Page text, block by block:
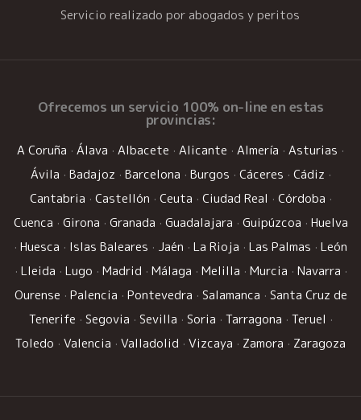
Servicio realizado por abogados y peritos
Ofrecemos un servicio 100% on-line en estas
provincias:
A Coruña · Álava · Albacete · Alicante · Almería · Asturias ·
Ávila · Badajoz · Barcelona · Burgos · Cáceres · Cádiz ·
Cantabria · Castellón · Ceuta · Ciudad Real · Córdoba ·
Cuenca · Girona · Granada · Guadalajara · Guipúzcoa · Huelva
· Huesca · Islas Baleares · Jaén · La Rioja · Las Palmas · León
· Lleida · Lugo · Madrid · Málaga · Melilla · Murcia · Navarra ·
Ourense · Palencia · Pontevedra · Salamanca · Santa Cruz de
Tenerife · Segovia · Sevilla · Soria · Tarragona · Teruel ·
Toledo · Valencia · Valladolid · Vizcaya · Zamora · Zaragoza